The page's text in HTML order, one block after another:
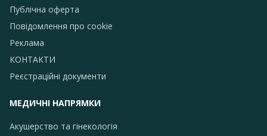
Публічна оферта
Повідомлення про сookie
Реклама
КОНТАКТИ
Реєстраційні документи
МЕДИЧНІ НАПРЯМКИ
Акушерство та гінекологія